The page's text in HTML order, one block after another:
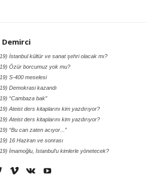
İstanbul kültür ve sanat şehri olacak mı?
Özür borcumuz yok mu?
S-400 meselesi
Demokrasi kazandı
“Cambaza bak”
Ateist ders kitaplarını kim yazdırıyor?
Ateist ders kitaplarını kim yazdırıyor?
“Bu can zaten acıyor...”
16 Haziran ve sonrası
İmamoğlu, İstanbul’u kimlerle yönetecek?